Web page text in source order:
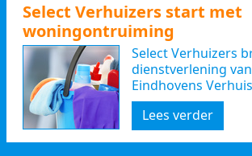
Select Verhuizers start met
woningontruiming
Select Verhuizers
dienstverlening
Eindhovens
uit
Lees verder